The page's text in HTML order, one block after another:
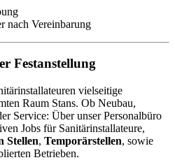
nach Vereinbarung
Festanstellung
vielseitige
Raum Stans. Ob Neubau,
Service: Über unser Personalbüro
Jobs für Sanitärinstallateure,
Stellen, Temporärstellen, sowie
Betrieben.